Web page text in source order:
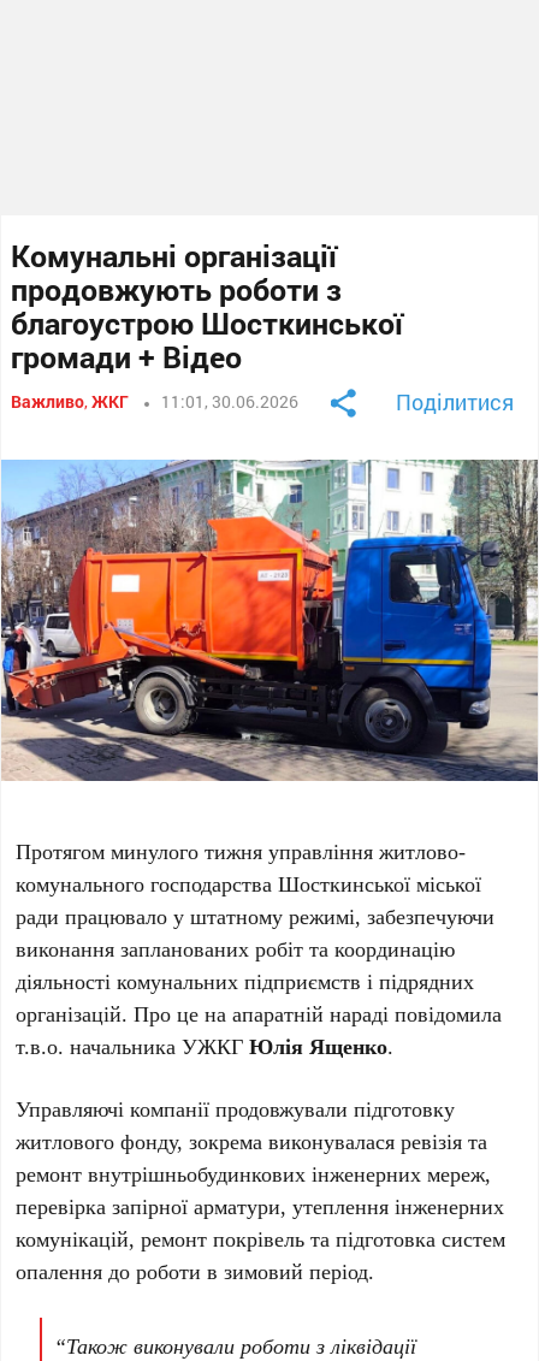
Комунальні організації
продовжують роботи з
благоустрою Шосткинської
громади + Відео
Важливо,ЖКГ 11:01, 30.06.2026 Поділитися
Протягом минулого тижня управління житлово-
комунального господарства Шосткинської міської
ради працювало у штатному режимі, забезпечуючи
виконання запланованих робіт та координацію
діяльності комунальних підприємств і підрядних
організацій. Про це на апаратній нараді повідомила
т.в.о. начальника УЖКГЮлія Ященко.
Управляючі компанії продовжували підготовку
житлового фонду, зокрема виконувалася ревізія та
ремонт внутрішньобудинкових інженерних мереж,
перевірка запірної арматури, утеплення інженерних
комунікацій, ремонт покрівель та підготовка систем
опалення до роботи в зимовий період.
“Також виконували роботи з ліквідації